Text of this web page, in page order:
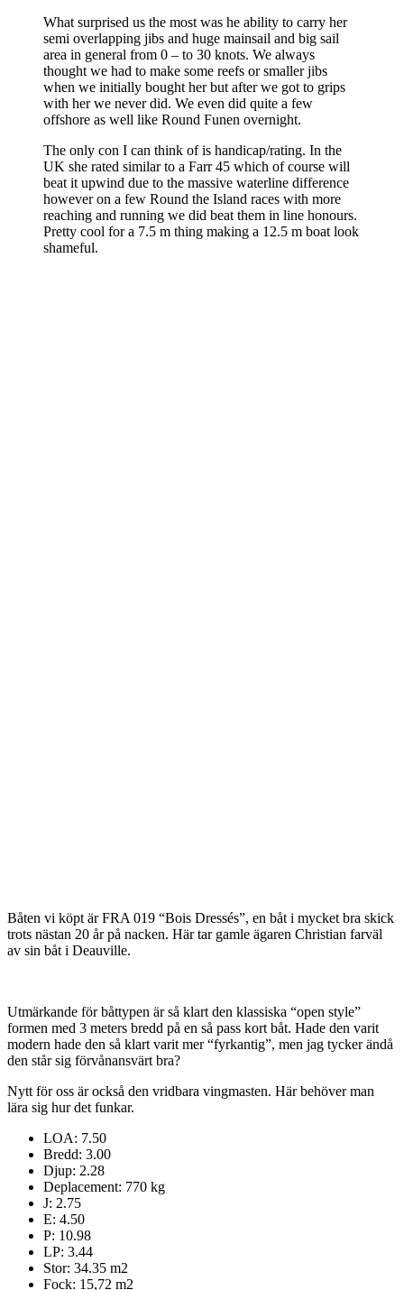
What surprised us the most was he ability to carry her
semi overlapping jibs and huge mainsail and big sail
area in general from 0 – to 30 knots. We always
thought we had to make some reefs or smaller jibs
when we initially bought her but after we got to grips
with her we never did. We even did quite a few
offshore as well like Round Funen overnight.
The only con I can think of is handicap/rating. In the
UK she rated similar to a Farr 45 which of course will
beat it upwind due to the massive waterline difference
however on a few Round the Island races with more
reaching and running we did beat them in line honours.
Pretty cool for a 7.5 m thing making a 12.5 m boat look
shameful.
Båten vi köpt är FRA 019 “Bois Dressés”, en båt i mycket bra skick
trots nästan 20 år på nacken. Här tar gamle ägaren Christian farväl
av sin båt i Deauville.
Utmärkande för båttypen är så klart den klassiska “open style”
formen med 3 meters bredd på en så pass kort båt. Hade den varit
modern hade den så klart varit mer “fyrkantig”, men jag tycker ändå
den står sig förvånansvärt bra?
Nytt för oss är också den vridbara vingmasten. Här behöver man
lära sig hur det funkar.
LOA: 7.50
Bredd: 3.00
Djup: 2.28
Deplacement: 770 kg
J: 2.75
E: 4.50
P: 10.98
LP: 3.44
Stor: 34.35 m2
Fock: 15,72 m2